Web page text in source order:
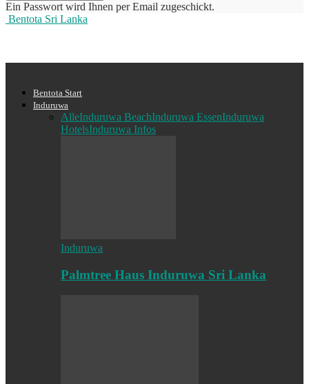
Ein Passwort wird Ihnen per Email zugeschickt.
Bentota Sri Lanka
Bentota Start
Induruwa
AlleInduruwa BeachInduruwa EssenInduruwa
HotelsInduruwa Infos
Induruwa
Palmtree Haus Induruwa Sri Lanka